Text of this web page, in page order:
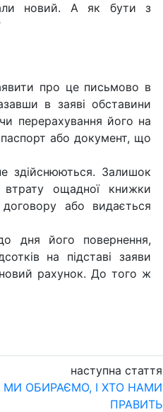
новий. А як бути з
про це письмово в
в заяві обставини
перерахування його на
або документ, що
здійснюються. Залишок
втрату ощадної книжки
або видається
дня його повернення,
на підставі заяви
рахунок. До того ж
наступна стаття
МИ ОБИРАЄМО, І ХТО НАМИ
ПРАВИТЬ